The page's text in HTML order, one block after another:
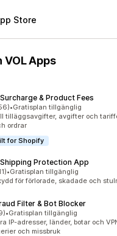
Store
Apps
& Product Fees
stjärnortotalt
•Gratisplan tillgänglig
tilläggsavgifter, avgifter och
ordrar
for Shopify
Shipping Protection App
stjärnortotalt
•Gratisplan tillgänglig
för förlorade, skadade och
Filter & Bot Blocker
stjärnortotalt
•Gratisplan tillgänglig
IP-adresser, länder, botar och
och missbruk